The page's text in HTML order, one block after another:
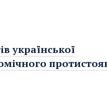
української